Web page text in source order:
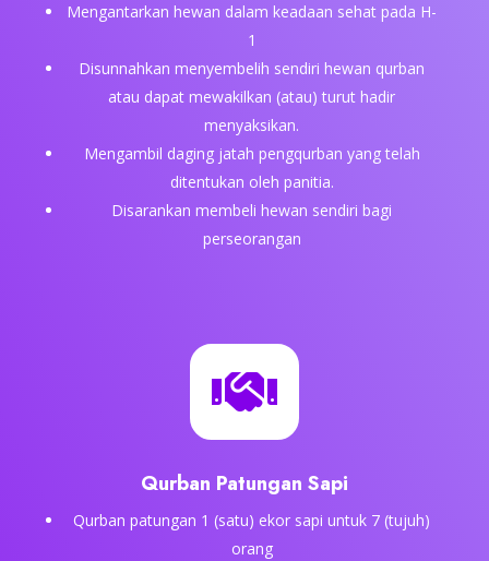
Mengantarkan hewan dalam keadaan sehat pada H-
1
Disunnahkan menyembelih sendiri hewan qurban
atau dapat mewakilkan (atau) turut hadir
menyaksikan.
Mengambil daging jatah pengqurban yang telah
ditentukan oleh panitia.
Disarankan membeli hewan sendiri bagi
perseorangan

Qurban Patungan Sapi
Qurban patungan 1 (satu) ekor sapi untuk 7 (tujuh)
orang